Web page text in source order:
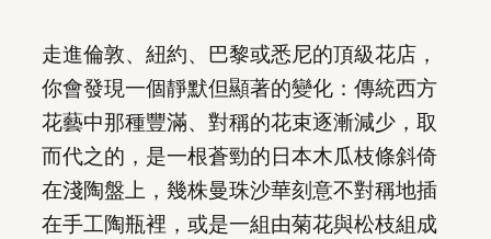
走進倫敦、紐約、巴黎或悉尼的頂級花店，
你會發現一個靜默但顯著的變化：傳統西方
花藝中那種豐滿、對稱的花束逐漸減少，取
而代之的，是一根蒼勁的日本木瓜枝條斜倚
在淺陶盤上，幾株曼珠沙華刻意不對稱地插
在手工陶瓶裡，或是一組由菊花與松枝組成